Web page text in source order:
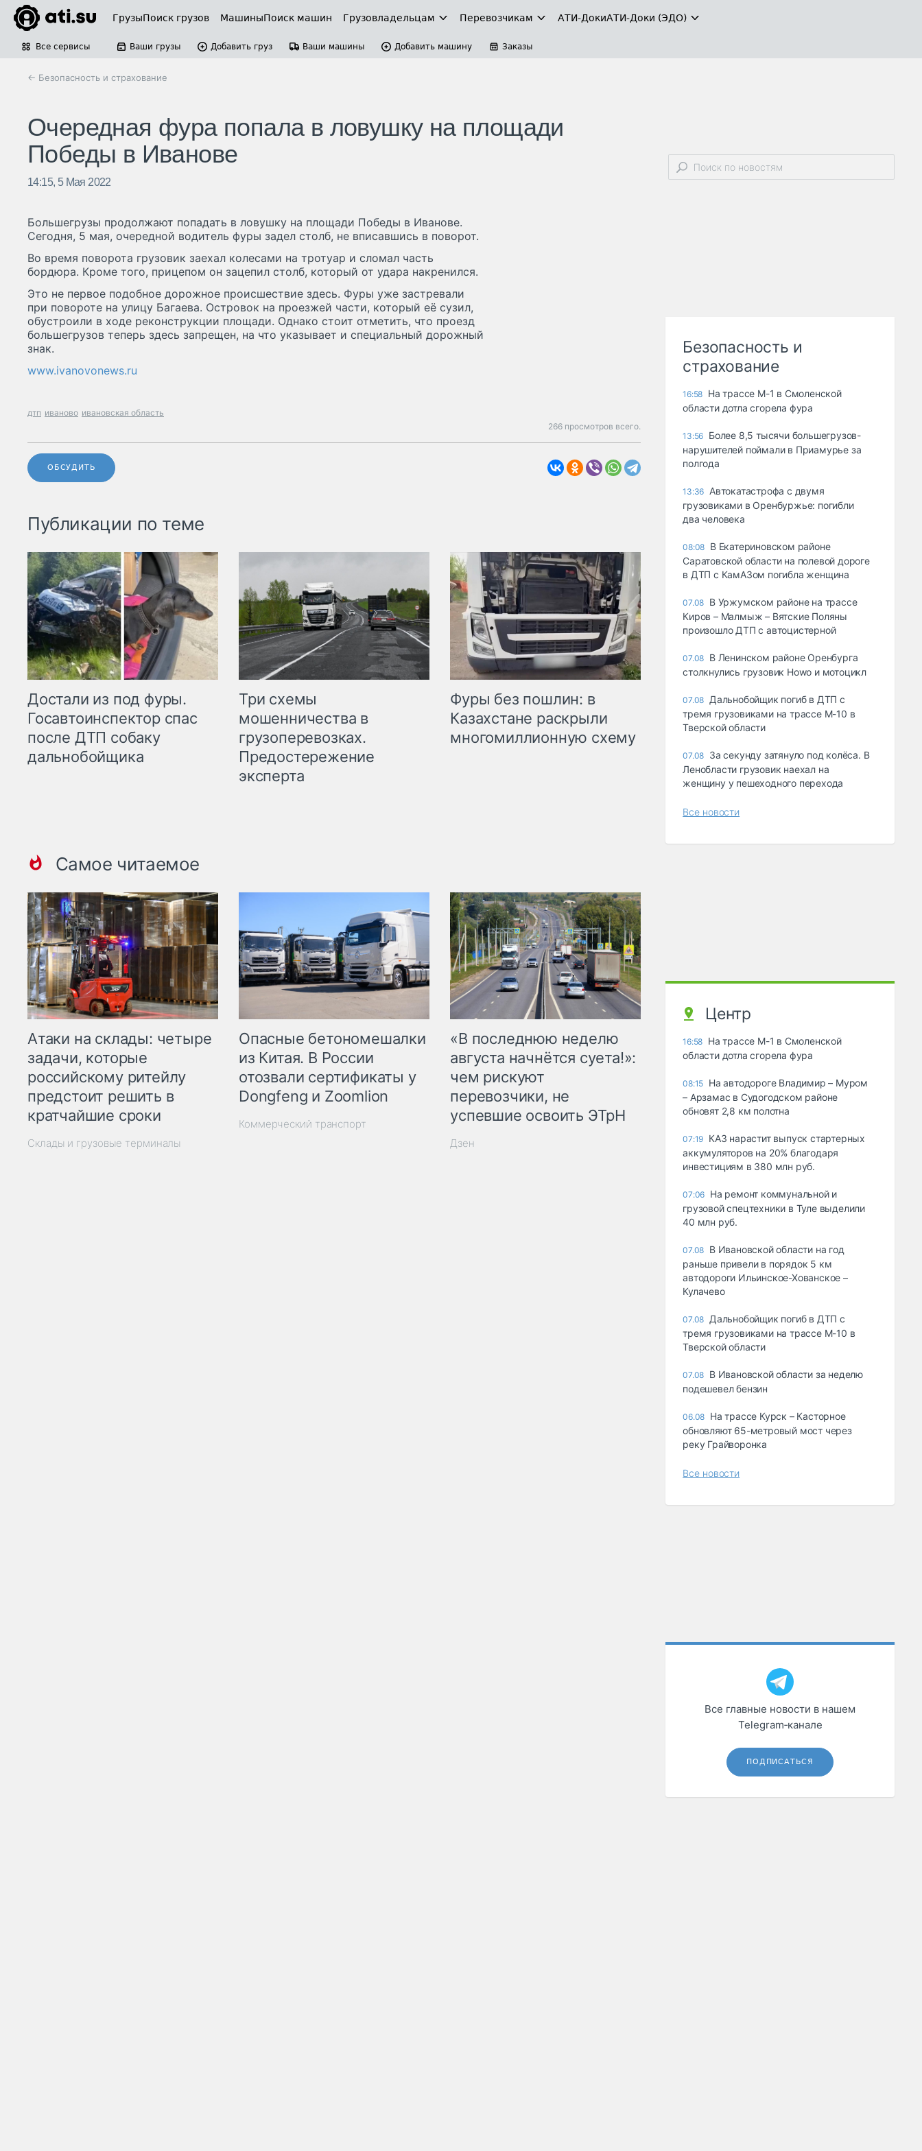
ГрузыПоиск грузов МашиныПоиск машин Грузовладельцам Перевозчикам АТИ-ДокиАТИ-Доки (ЭДО)
Все сервисы Ваши грузы Добавить груз Ваши машины Добавить машину Заказы
← Безопасность и страхование
Очередная фура попала в ловушку на площади
Победы в Иванове
14:15, 5 Мая 2022
Большегрузы продолжают попадать в ловушку на площади Победы в Иванове.
Сегодня, 5 мая, очередной водитель фуры задел столб, не вписавшись в поворот.
Во время поворота грузовик заехал колесами на тротуар и сломал часть
бордюра. Кроме того, прицепом он зацепил столб, который от удара накренился.
Это не первое подобное дорожное происшествие здесь. Фуры уже застревали
при повороте на улицу Багаева. Островок на проезжей части, который её сузил,
обустроили в ходе реконструкции площади. Однако стоит отметить, что проезд
большегрузов теперь здесь запрещен, на что указывает и специальный дорожный
знак.
www.ivanovonews.ru
дтп иваново ивановская область
266 просмотров всего.
ОБСУДИТЬ
Публикации по теме
Достали из под фуры.
Госавтоинспектор спас
после ДТП собаку
дальнобойщика
Три схемы
мошенничества в
грузоперевозках.
Предостережение
эксперта
Фуры без пошлин: в
Казахстане раскрыли
многомиллионную схему
Самое читаемое
Атаки на склады: четыре
задачи, которые
российскому ритейлу
предстоит решить в
кратчайшие сроки
Склады и грузовые терминалы
Опасные бетономешалки
из Китая. В России
отозвали сертификаты у
Dongfeng и Zoomlion
Коммерческий транспорт
«В последнюю неделю
августа начнётся суета!»:
чем рискуют
перевозчики, не
успевшие освоить ЭТрН
Дзен
Безопасность и
страхование
16:58 На трассе М-1 в Смоленской
области дотла сгорела фура
13:56 Более 8,5 тысячи большегрузов-
нарушителей поймали в Приамурье за
полгода
13:36 Автокатастрофа с двумя
грузовиками в Оренбуржье: погибли
два человека
08:08 В Екатериновском районе
Саратовской области на полевой дороге
в ДТП с КамАЗом погибла женщина
07.08 В Уржумском районе на трассе
Киров – Малмыж – Вятские Поляны
произошло ДТП с автоцистерной
07.08 В Ленинском районе Оренбурга
столкнулись грузовик Howo и мотоцикл
07.08 Дальнобойщик погиб в ДТП с
тремя грузовиками на трассе М-10 в
Тверской области
07.08 За секунду затянуло под колёса. В
Ленобласти грузовик наехал на
женщину у пешеходного перехода
Все новости
Центр
16:58 На трассе М-1 в Смоленской
области дотла сгорела фура
08:15 На автодороге Владимир – Муром
– Арзамас в Судогодском районе
обновят 2,8 км полотна
07:19 КАЗ нарастит выпуск стартерных
аккумуляторов на 20% благодаря
инвестициям в 380 млн руб.
07:06 На ремонт коммунальной и
грузовой спецтехники в Туле выделили
40 млн руб.
07.08 В Ивановской области на год
раньше привели в порядок 5 км
автодороги Ильинское-Хованское –
Кулачево
07.08 Дальнобойщик погиб в ДТП с
тремя грузовиками на трассе М-10 в
Тверской области
07.08 В Ивановской области за неделю
подешевел бензин
06.08 На трассе Курск – Касторное
обновляют 65-метровый мост через
реку Грайворонка
Все новости
Все главные новости в нашем
Telegram‑канале
ПОДПИСАТЬСЯ